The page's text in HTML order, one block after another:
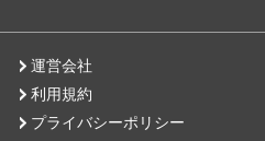
運営会社
利用規約
プライバシーポリシー